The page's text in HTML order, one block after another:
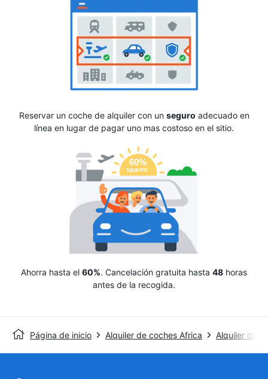
Reservar un coche de alquiler con un seguro adecuado en
línea en lugar de pagar uno mas costoso en el sitio.
Ahorra hasta el 60%. Cancelación gratuita hasta 48 horas
antes de la recogida.
Página de inicio Alquiler de coches Africa Alquiler de